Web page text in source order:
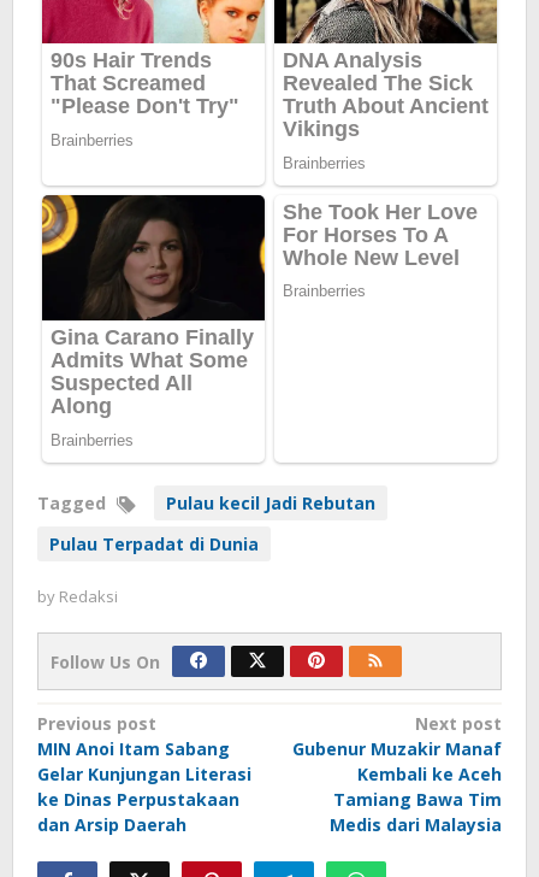
Tagged
Pulau kecil Jadi Rebutan
Pulau Terpadat di Dunia
by Redaksi
Follow Us On
Post
navigation
Previous post
MIN Anoi Itam Sabang
Gelar Kunjungan Literasi
ke Dinas Perpustakaan
dan Arsip Daerah
Next post
Gubenur Muzakir Manaf
Kembali ke Aceh
Tamiang Bawa Tim
Medis dari Malaysia